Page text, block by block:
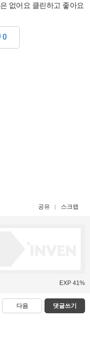
없어요 클린하고 좋아요
0
공유 스크랩
EXP 41%
다음 댓글쓰기